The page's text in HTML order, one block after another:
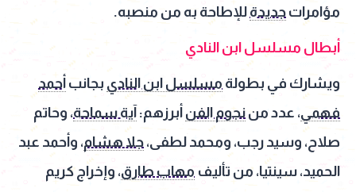
مؤامرات جديدة للإطاحة به من منصبه.
أبطال مسلسل ابن النادي
ويشارك في بطولة مسلسل ابن النادي بجانب أحمد
فهمي، عدد من نجوم الفن أبرزهم: آية سماحة، وحاتم
صلاح، وسيد رجب، ومحمد لطفى، جلا هشام، وأحمد عبد
الحميد، سينتيا، من تأليف مهاب طارق، وإخراج كريم